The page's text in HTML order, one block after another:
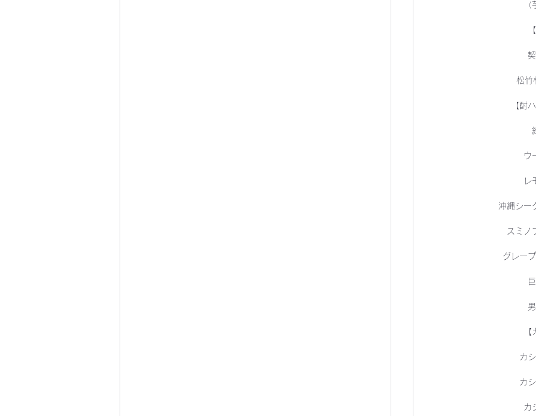
松竹
【酎
ウ
レ
沖縄シー
スミノ
グレー
カ
カ
カ